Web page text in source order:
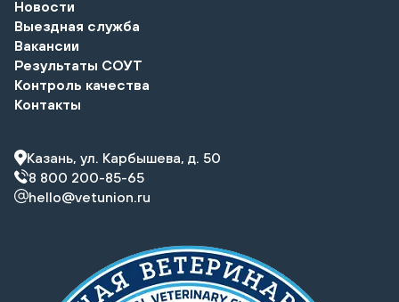
Новости
Выездная служба
Вакансии
Результаты СОУТ
Контроль качества
Контакты
Казань, ул. Карбышева, д. 50
8 800 200-85-65
hello@vetunion.ru